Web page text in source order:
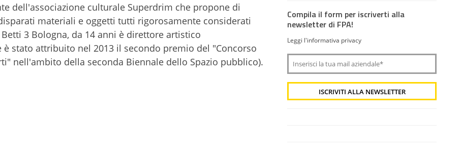
dell'associazione culturale Superdrim che propone di
materiali e oggetti tutti rigorosamente considerati
3 Bologna, da 14 anni è direttore artistico
stato attribuito nel 2013 il secondo premio del "Concorso
nell'ambito della seconda Biennale dello Spazio pubblico).
Compila il form per iscriverti alla
newsletter di FPA!
Leggi l'informativa privacy